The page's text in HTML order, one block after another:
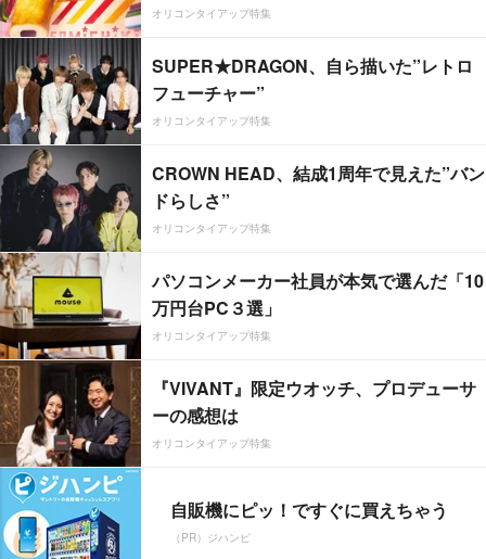
オリコンタイアップ特集
SUPER★DRAGON、自ら描いた”レトロ
フューチャー”
オリコンタイアップ特集
CROWN HEAD、結成1周年で見えた”バン
ドらしさ”
オリコンタイアップ特集
パソコンメーカー社員が本気で選んだ「10
万円台PC３選」
オリコンタイアップ特集
『VIVANT』限定ウオッチ、プロデューサ
ーの感想は
オリコンタイアップ特集
自販機にピッ！ですぐに買えちゃう
（PR）ジハンピ